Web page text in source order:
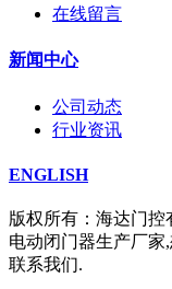
在线留言
新闻中心
公司动态
行业资讯
ENGLISH
版权所有：海达门控
电动闭门器生产厂家
联系我们.